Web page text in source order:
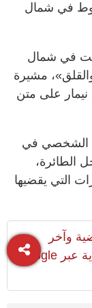
في شمال
في شمال
مشيرة
نيمار على متن
الشخصي في
الطائرة،
التي يقضيها
وآخر
المستجدات السياسية والإقتصادية عبر Google